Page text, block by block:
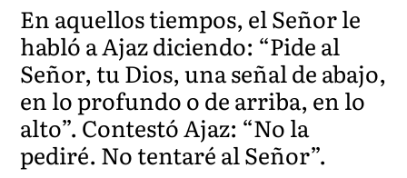
En aquellos tiempos, el Señor le
habló a Ajaz diciendo: “Pide al
Señor, tu Dios, una señal de abajo,
en lo profundo o de arriba, en lo
alto”. Contestó Ajaz: “No la
pediré. No tentaré al Señor”.